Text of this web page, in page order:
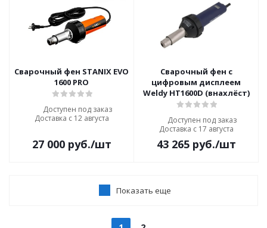
Сварочный фен STANIX EVO
1600 PRO
Доступен под заказ
Доставка с 12 августа
27 000руб./шт
Сварочный фен с
цифровым дисплеем
Weldy HT1600D (внахлёст)
Доступен под заказ
Доставка с 17 августа
43 265руб./шт
Показать еще